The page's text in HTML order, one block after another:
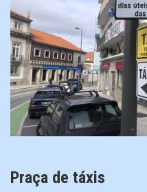
Praça de táxis